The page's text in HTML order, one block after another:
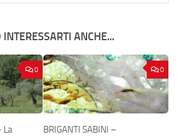
INTERESSARTI ANCHE...
0
La
0
BRIGANTI SABINI –